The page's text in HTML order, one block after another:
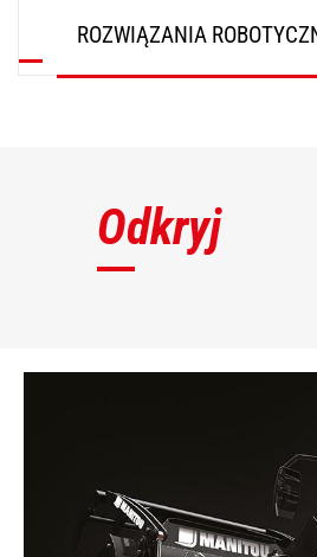
ROZWIĄZANIA
Odkryj